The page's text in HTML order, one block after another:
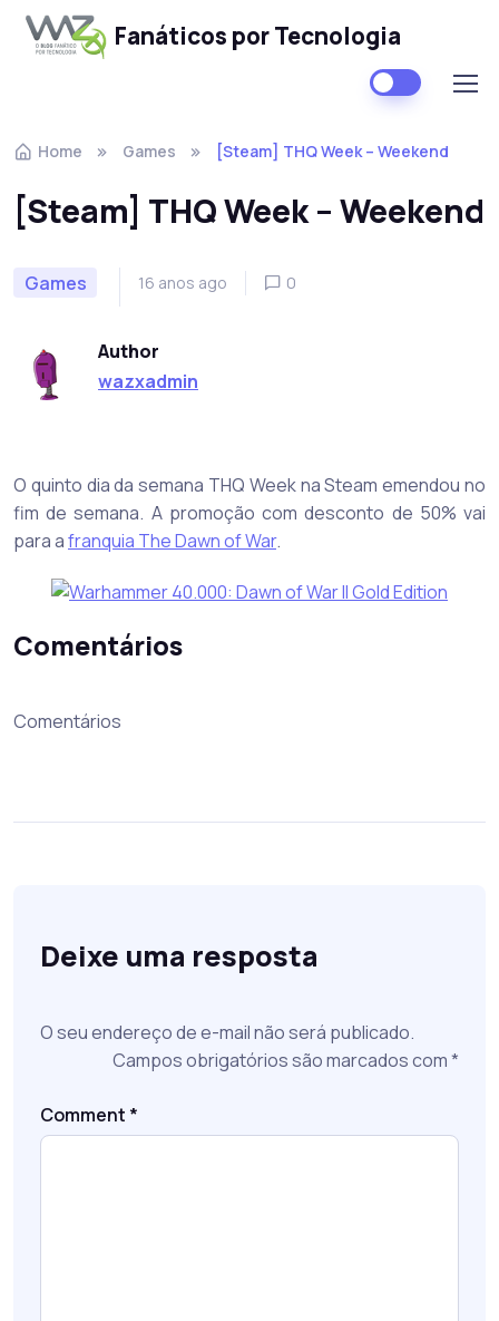
Fanáticos por Tecnologia
Home Games [Steam] THQ Week – Weekend
[Steam] THQ Week – Weekend
Games 16 anos ago 0
Author
wazxadmin
O quinto dia da semana THQ Week na Steam emendou no
fim de semana. A promoção com desconto de 50% vai
para afranquia The Dawn of War.
Comentários
Comentários
Deixe uma resposta
O seu endereço de e-mail não será publicado.
Campos obrigatórios são marcados com*
Comment *